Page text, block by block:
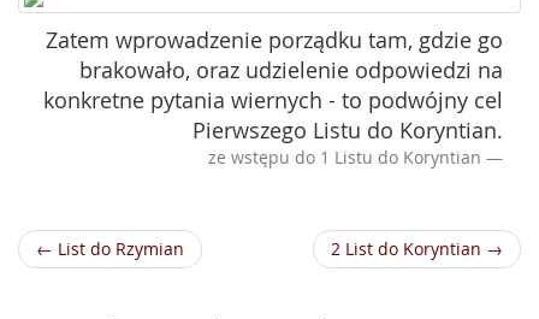
Zatem wprowadzenie porządku tam, gdzie go
brakowało, oraz udzielenie odpowiedzi na
konkretne pytania wiernych - to podwójny cel
Pierwszego Listu do Koryntian.
ze wstępu do 1 Listu do Koryntian
← List do Rzymian 2 List do Koryntian →